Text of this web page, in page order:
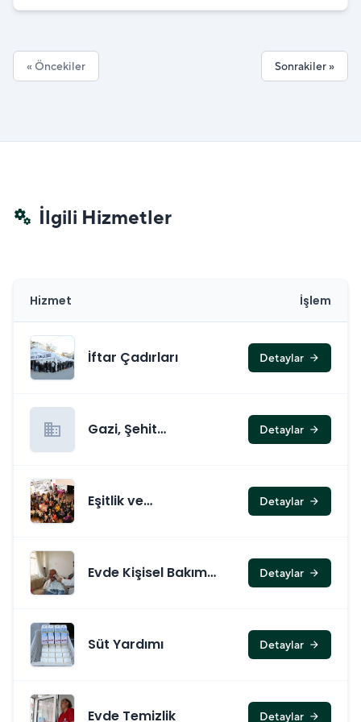
« Öncekiler Sonrakiler »
miscellaneous_services İlgili Hizmetler
Hizmet İşlem
İftar Çadırları Detaylar arrow_forward
business
Gazi, Şehit
Detaylar arrow_forward
Eşitlik ve
Detaylar arrow_forward
Evde Kişisel Bakım
Detaylar arrow_forward
Süt Yardımı Detaylar arrow_forward
Evde Temizlik Detaylar arrow_forward